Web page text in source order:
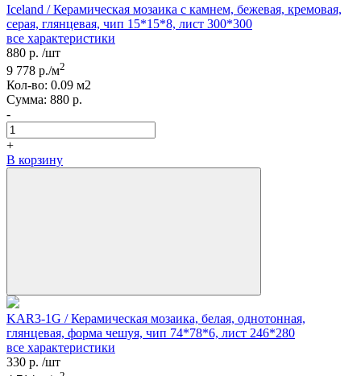
Iceland / Керамическая мозаика с камнем, бежевая, кремовая,
серая, глянцевая, чип 15*15*8, лист 300*300
все характеристики
880 р. /шт
9 778 р./м2
Кол-вo: 0.09 м2
Сумма: 880 р.
-
+
В корзину
KAR3-1G / Керамическая мозаика, белая, однотонная,
глянцевая, форма чешуя, чип 74*78*6, лист 246*280
все характеристики
330 р. /шт